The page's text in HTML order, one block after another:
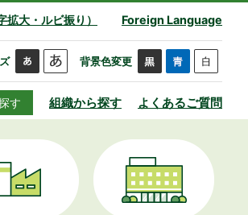
大・ルビ振り） Foreign Language
背景色変更
す 組織から探す よくあるご質問